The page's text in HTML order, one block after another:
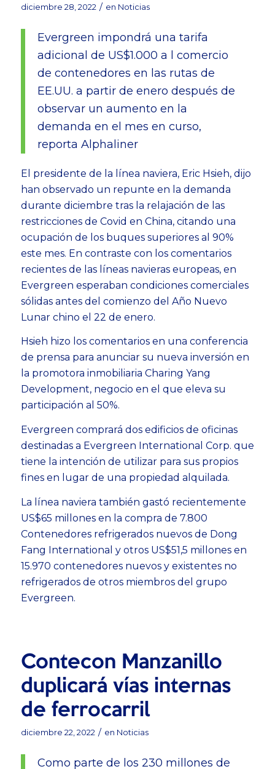
diciembre 28, 2022 / en Noticias
Evergreen impondrá una tarifa
adicional de US$1.000 a l comercio
de contenedores en las rutas de
EE.UU. a partir de enero después de
observar un aumento en la
demanda en el mes en curso,
reporta Alphaliner
El presidente de la línea naviera, Eric Hsieh, dijo
han observado un repunte en la demanda
durante diciembre tras la relajación de las
restricciones de Covid en China, citando una
ocupación de los buques superiores al 90%
este mes. En contraste con los comentarios
recientes de las líneas navieras europeas, en
Evergreen esperaban condiciones comerciales
sólidas antes del comienzo del Año Nuevo
Lunar chino el 22 de enero.
Hsieh hizo los comentarios en una conferencia
de prensa para anunciar su nueva inversión en
la promotora inmobiliaria Charing Yang
Development, negocio en el que eleva su
participación al 50%.
Evergreen comprará dos edificios de oficinas
destinadas a Evergreen International Corp. que
tiene la intención de utilizar para sus propios
fines en lugar de una propiedad alquilada.
La línea naviera también gastó recientemente
US$65 millones en la compra de 7.800
Contenedores refrigerados nuevos de Dong
Fang International y otros US$51,5 millones en
15.970 contenedores nuevos y existentes no
refrigerados de otros miembros del grupo
Evergreen.
Contecon Manzanillo
duplicará vías internas
de ferrocarril
diciembre 22, 2022 / en Noticias
Como parte de los 230 millones de